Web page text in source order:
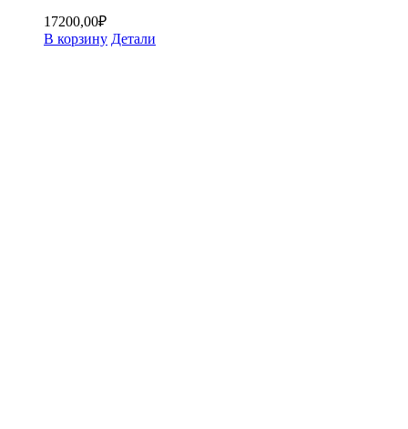
17200,00₽
В корзину Детали